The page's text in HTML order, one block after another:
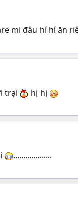
mi đâu hí hí ăn
trại hị hị
...................